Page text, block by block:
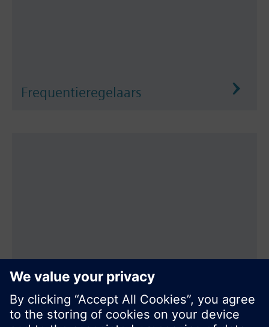
Frequentieregelaars
Metering